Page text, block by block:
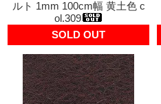
ルト 1mm 100cm幅 黄土色 c
ol.309
SOLD OUT